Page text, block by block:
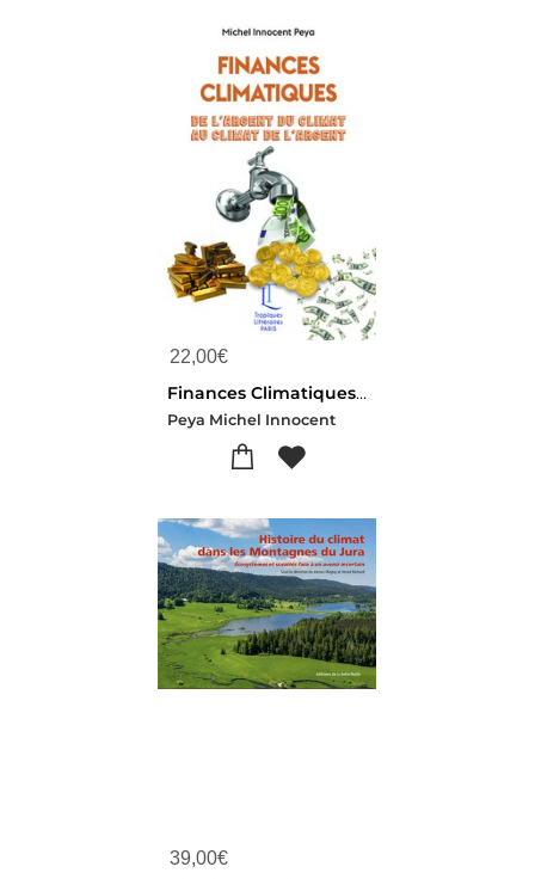
22,00€
Finances Climatiques - De L'argent Du Climat Au Climat De L'argent
Peya Michel Innocent
39,00€